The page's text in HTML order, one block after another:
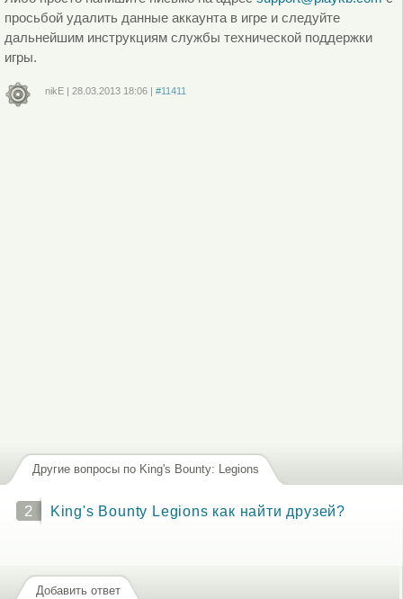
просьбой удалить данные аккаунта в игре и следуйте
дальнейшим инструкциям службы технической поддержки
игры.
nikE| 28.03.2013 18:06| #11411
Другие вопросы по King's Bounty: Legions
2 King's Bounty Legions как найти друзей?
Добавить ответ